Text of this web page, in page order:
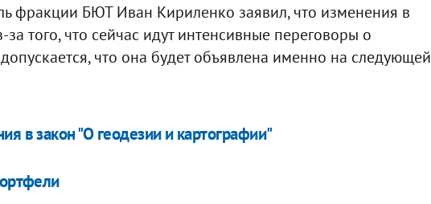
фракции БЮТ Иван Кириленко заявил, что изменения в
того, что сейчас идут интенсивные переговоры о
что она будет объявлена именно на следующей
в закон "О геодезии и картографии"